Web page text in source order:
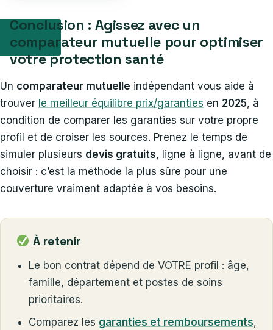
Conclusion : Agissez avec un
comparateur mutuelle pour optimiser
votre protection santé
Un comparateur mutuelle indépendant vous aide à
trouver le meilleur équilibre prix/garanties en 2025, à
condition de comparer les garanties sur votre propre
profil et de croiser les sources. Prenez le temps de
simuler plusieurs devis gratuits, ligne à ligne, avant de
choisir : c’est la méthode la plus sûre pour une
couverture vraiment adaptée à vos besoins.
À retenir
Le bon contrat dépend de VOTRE profil : âge,
famille, département et postes de soins
prioritaires.
Comparez les garanties et remboursements,